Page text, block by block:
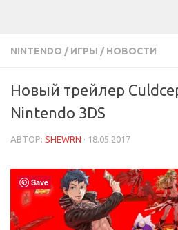
NINTENDO / ИГРЫ / НОВОСТИ
Новый трейлер
Nintendo 3DS
АВТОР: SHEWRN · 18.05.2017
Save